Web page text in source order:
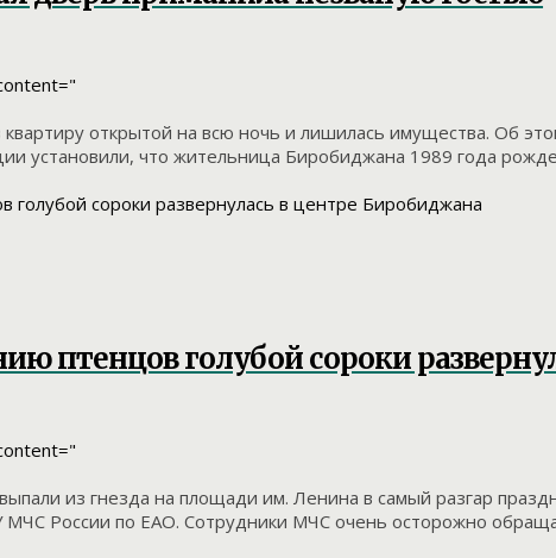
открытой на всю ночь и лишилась имущества. Об
установили, что жительница Биробиджана 1989 года
птенцов голубой сороки
из гнезда на площади им. Ленина в самый разгар
МЧС России по ЕАО. Сотрудники МЧС очень осторожно